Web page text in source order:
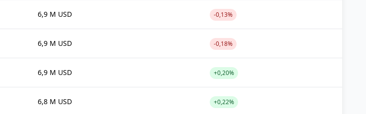
6,9 M USD -0,13%
6,9 M USD -0,18%
6,9 M USD +0,20%
6,8 M USD +0,22%